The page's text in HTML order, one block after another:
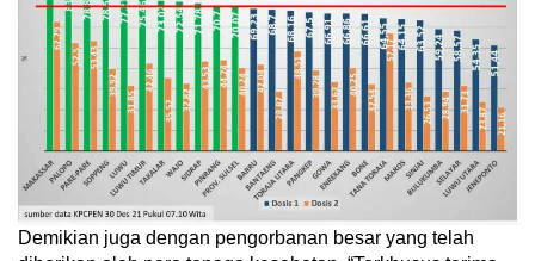
Demikian juga dengan pengorbanan besar yang telah